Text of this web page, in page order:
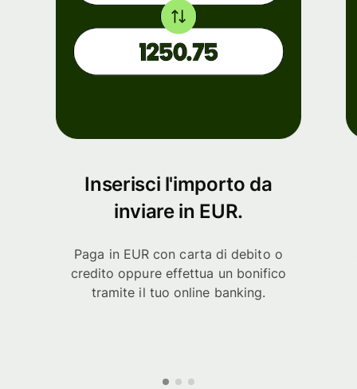
Inserisci l'importo da
inviare in EUR.
Paga in EUR con carta di debito o
credito oppure effettua un bonifico
tramite il tuo online banking.